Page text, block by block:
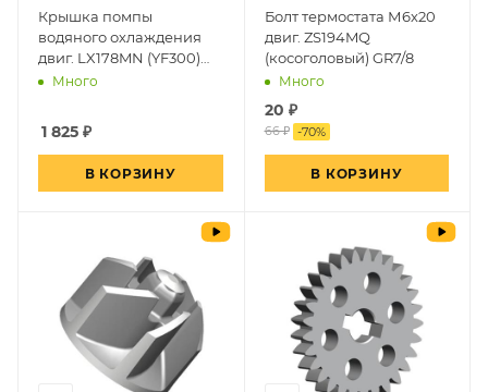
Крышка помпы
водяного охлаждения
двиг. LX178MN (YF300)
(вод.охл.)~
Много
1 825 ₽
В КОРЗИНУ
Болт термостата М6х20
двиг. ZS194MQ
(косоголовый) GR7/8
Много
20 ₽
66 ₽ -70%
В КОРЗИНУ